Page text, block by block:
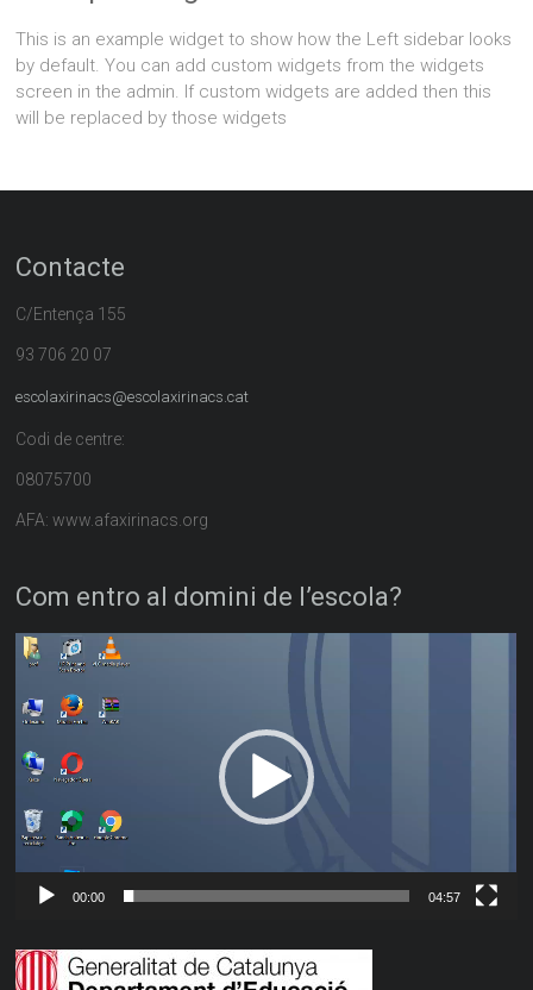
This is an example widget to show how the Left sidebar looks
by default. You can add custom widgets from the widgets
screen in the admin. If custom widgets are added then this
will be replaced by those widgets
Contacte
C/Entença 155
93 706 20 07
escolaxirinacs@escolaxirinacs.cat
Codi de centre:
08075700
AFA: www.afaxirinacs.org
Com entro al domini de l’escola?
Reproductor
de
00:00 04:57